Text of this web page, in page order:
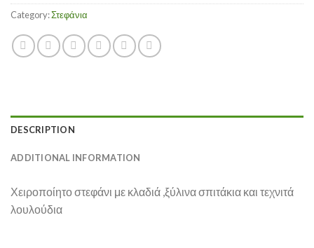
Category:Στεφάνια
DESCRIPTION
ADDITIONAL INFORMATION
Χειροποίητο στεφάνι με κλαδιά ,ξύλινα σπιτάκια και τεχνιτά
λουλούδια